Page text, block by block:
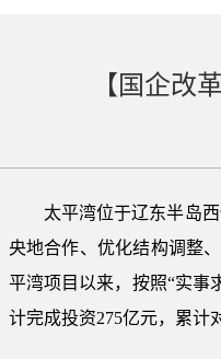
【国企改
太平湾位于辽东半岛
央地合作、优化结构调整
平湾项目以来，按照“实事
计完成投资275亿元，累计